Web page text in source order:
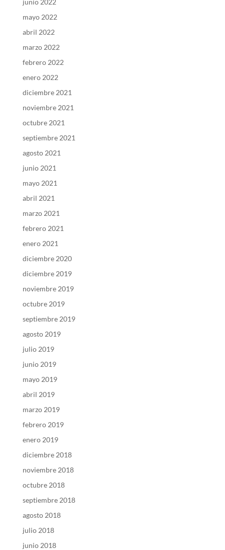
junio 2022
mayo 2022
abril 2022
marzo 2022
febrero 2022
enero 2022
diciembre 2021
noviembre 2021
octubre 2021
septiembre 2021
agosto 2021
junio 2021
mayo 2021
abril 2021
marzo 2021
febrero 2021
enero 2021
diciembre 2020
diciembre 2019
noviembre 2019
octubre 2019
septiembre 2019
agosto 2019
julio 2019
junio 2019
mayo 2019
abril 2019
marzo 2019
febrero 2019
enero 2019
diciembre 2018
noviembre 2018
octubre 2018
septiembre 2018
agosto 2018
julio 2018
junio 2018